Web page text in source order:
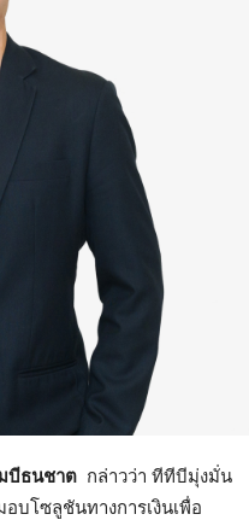
บีธนชาต กล่าวว่า ทีทีบีมุ่งมั่น
บโซลูชันทางการเงินเพื่อ